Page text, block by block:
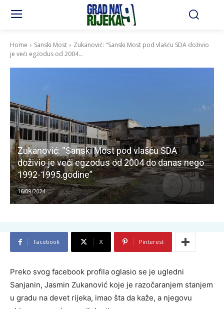
Home Sanski Most
Zukanović: "Sanski Most pod vlašću SDA doživio
je veći egzodus od 2004...
Zukanović: “Sanski Most pod vlašću SDA
doživio je veći egzodus od 2004 do danas nego
1992-1995.godine”
16/09/2024
Facebook X Pinterest
Preko svog facebook profila oglasio se je ugledni
Sanjanin, Jasmin Zukanović koje je razočaranjem stanjem
u gradu na devet rijeka, imao šta da kaže, a njegovu